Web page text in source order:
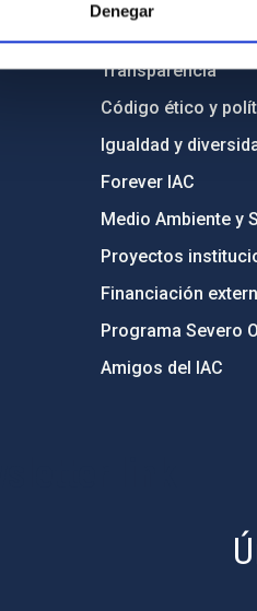
Denegar
Transparencia
Código ético y
Igualdad y
Forever IAC
Medio Ambiente y
Proyectos
Financiación
Programa Severo
Amigos del IAC